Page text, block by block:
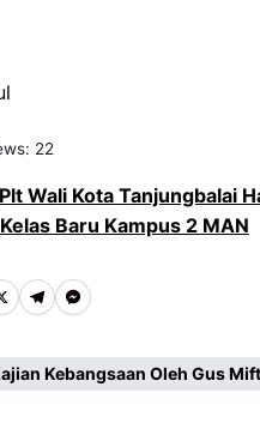
22
Plt Wali Kota Tanjungbalai
Baru Kampus 2 MAN
T
l
M
s
Kebangsaan Oleh Gus